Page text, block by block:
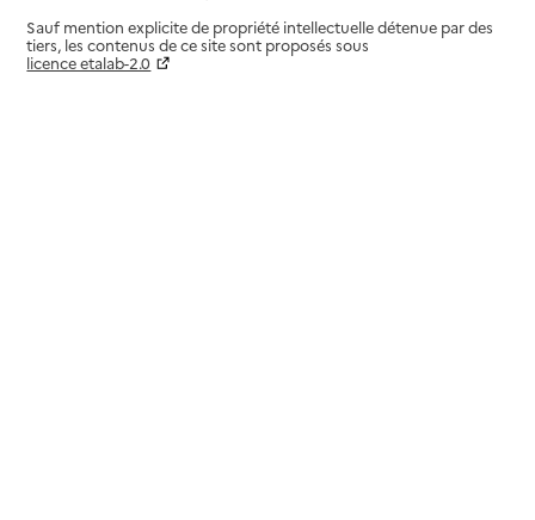
Sauf mention explicite de propriété intellectuelle détenue par des
tiers, les contenus de ce site sont proposés sous
licence etalab-2.0